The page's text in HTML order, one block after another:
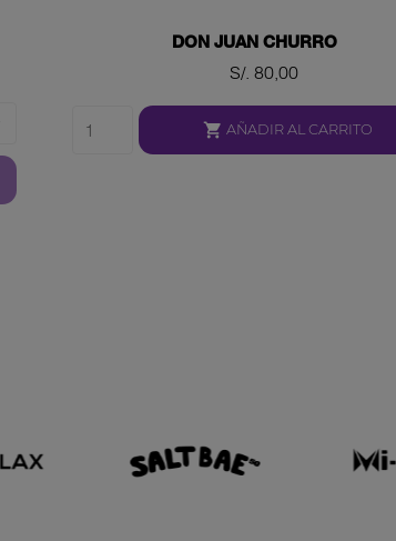
DON JUAN CHURRO
Precio
S/. 80,00
 AÑADIR AL CARRITO